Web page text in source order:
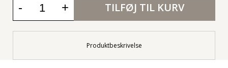
- + TILFØJ TIL KURV
Produktbeskrivelse